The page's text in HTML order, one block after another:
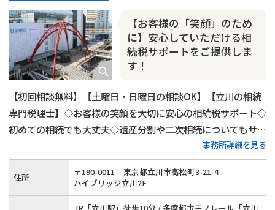
相続人調査
相続財産調査
相続トラブル
【お客様の「笑顔」のため
に】安心していただける相
続税サポートをご提供しま
す！
【初回相談無料】【土曜日・日曜日の相談OK】【立川の相続
専門税理士】◇お客様の笑顔を大切に安心の相続税サポート◇
初めての相続でも大丈夫◇遺産分割や二次相続についてもサポ
事務所詳細を見る
住所 〒190-0011
東京都立川市高松町3-21-4
ハイブリッジ立川2F